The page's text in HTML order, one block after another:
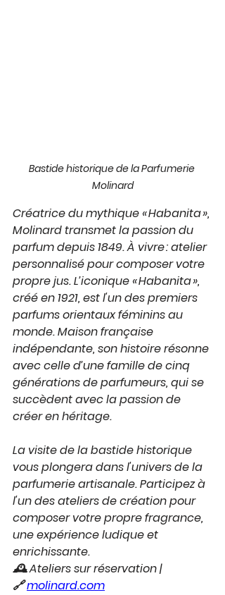
Bastide historique de la Parfumerie
Molinard
Créatrice du mythique « Habanita »,
Molinard transmet la passion du
parfum depuis 1849. À vivre : atelier
personnalisé pour composer votre
propre jus. L’iconique « Habanita »,
créé en 1921, est l'un des premiers
parfums orientaux féminins au
monde. Maison française
indépendante, son histoire résonne
avec celle d’une famille de cinq
générations de parfumeurs, qui se
succèdent avec la passion de
créer en héritage.
La visite de la bastide historique
vous plongera dans l'univers de la
parfumerie artisanale. Participez à
l'un des ateliers de création pour
composer votre propre fragrance,
une expérience ludique et
enrichissante.
🕰 Ateliers sur réservation |
🔗 molinard.com